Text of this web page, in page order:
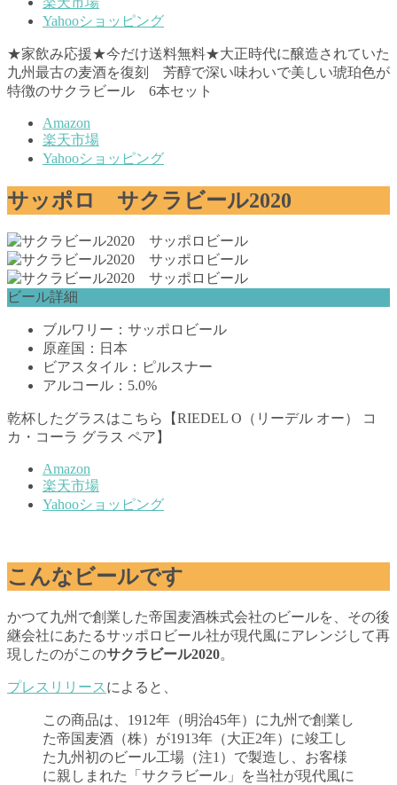
Yahooショッピング
★家飲み応援★今だけ送料無料★大正時代に醸造されていた
九州最古の麦酒を復刻 芳醇で深い味わいで美しい琥珀色が
特徴のサクラビール 6本セット
Amazon
楽天市場
Yahooショッピング
サッポロ サクラビール2020
ビール詳細
ブルワリー：サッポロビール
原産国：日本
ビアスタイル：ピルスナー
アルコール：5.0%
乾杯したグラスはこちら【RIEDEL O（リーデル オー） コ
カ・コーラ グラス ペア】
Amazon
楽天市場
Yahooショッピング
こんなビールです
かつて九州で創業した帝国麦酒株式会社のビールを、その後
継会社にあたるサッポロビール社が現代風にアレンジして再
現したのがこのサクラビール2020。
プレスリリース によると、
この商品は、1912年（明治45年）に九州で創業し
た帝国麦酒（株）が1913年（大正2年）に竣工し
た九州初のビール工場（注1）で製造し、お客様
に親しまれた「サクラビール」を当社が現代風に